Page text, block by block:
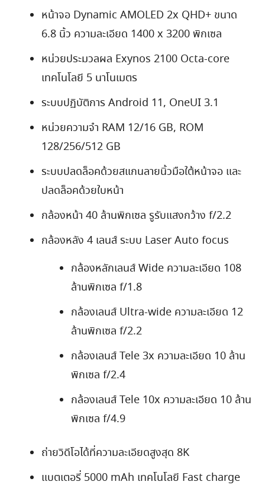
หน้าจอ Dynamic AMOLED 2x QHD+ ขนาด
6.8 นิ้ว ความละเอียด 1400 x 3200 พิกเซล
หน่วยประมวลผล Exynos 2100 Octa-core
เทคโนโลยี 5 นาโนเมตร
ระบบปฏิบัติการ Android 11, OneUI 3.1
หน่วยความจำ RAM 12/16 GB, ROM
128/256/512 GB
ระบบปลดล็อคด้วยสแกนลายนิ้วมือใต้หน้าจอ และ
ปลดล็อคด้วยใบหน้า
กล้องหน้า 40 ล้านพิกเซล รูรับแสงกว้าง f/2.2
กล้องหลัง 4 เลนส์ ระบบ Laser Auto focus
กล้องหลักเลนส์ Wide ความละเอียด 108
ล้านพิกเซล f/1.8
กล้องเลนส์ Ultra-wide ความละเอียด 12
ล้านพิกเซล f/2.2
กล้องเลนส์ Tele 3x ความละเอียด 10 ล้าน
พิกเซล f/2.4
กล้องเลนส์ Tele 10x ความละเอียด 10 ล้าน
พิกเซล f/4.9
ถ่ายวิดีโอได้ที่ความละเอียดสูงสุด 8K
แบตเตอรี่ 5000 mAh เทคโนโลยี Fast charge